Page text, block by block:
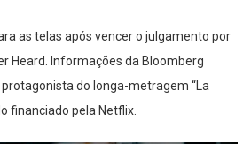
as telas após vencer o julgamento por
Heard. Informações da Bloomberg
do longa-metragem “La
financiado pela Netflix.